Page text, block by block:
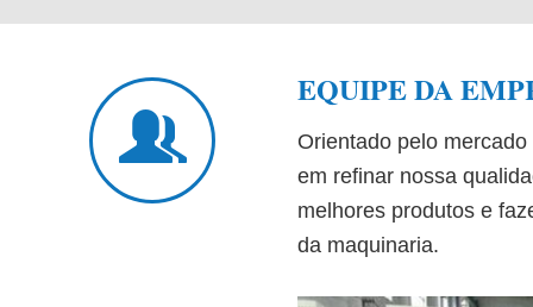
EQUIPE DA
Orientado pelo
em refinar nossa
melhores produtos e
da maquinaria.